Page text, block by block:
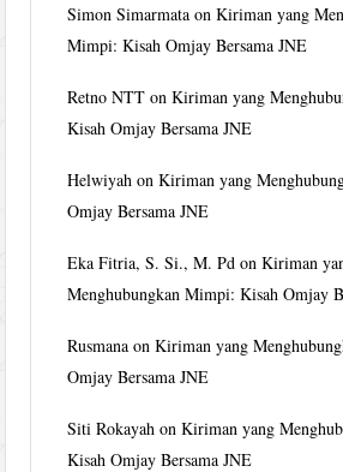
Simon Simarmata onKiriman yang
Mimpi: Kisah Omjay Bersama JNE
Retno NTT onKiriman yang
Kisah Omjay Bersama JNE
Helwiyah onKiriman yang
Omjay Bersama JNE
Eka Fitria, S. Si., M. Pd onKiriman
Menghubungkan Mimpi: Kisah Omjay
Rusmana onKiriman yang
Omjay Bersama JNE
Siti Rokayah onKiriman yang
Kisah Omjay Bersama JNE